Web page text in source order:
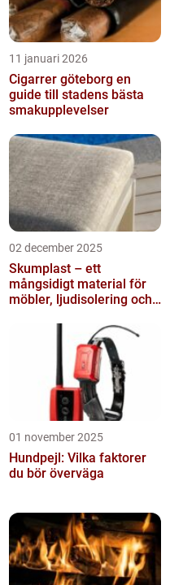
11 januari 2026
Cigarrer göteborg en
guide till stadens bästa
smakupplevelser
02 december 2025
Skumplast – ett
mångsidigt material för
möbler, ljudisolering och
01 november 2025
Hundpejl: Vilka faktorer
du bör överväga